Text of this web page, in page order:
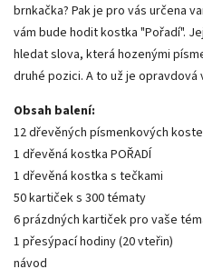
brnkačka? Pak je pro vás určena
vám bude hodit kostka "Pořadí".
hledat slova, která hozenými
druhé pozici. A to už je opravdová
Obsah balení:
12 dřevěných písmenkových
1 dřevěná kostka POŘADÍ
1 dřevěná kostka s tečkami
50 kartiček s 300 tématy
6 prázdných kartiček pro vaše
1 přesýpací hodiny (20 vteřin)
návod